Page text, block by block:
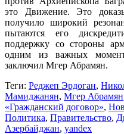
это Движение. Это
получило широкий
пытаются его
поддержку со стороны
одним из важных
заключил Мгер Абрамян.
Теги: Реджеп Эрдоган,
Мамиджанян, Мгер Абрамян
«Гражданский договор»,
Политика, Правительство,
Азербайджан, yandex